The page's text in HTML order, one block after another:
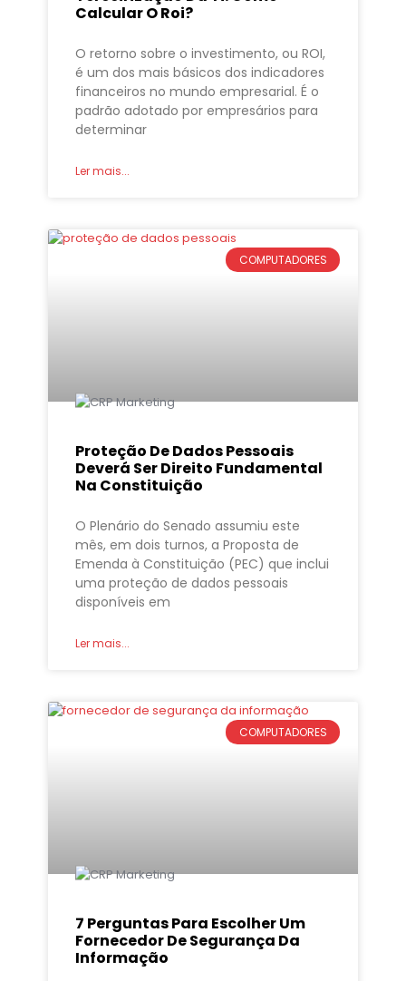
Calcular O Roi?
O retorno sobre o investimento, ou ROI,
é um dos mais básicos dos indicadores
financeiros no mundo empresarial. É o
padrão adotado por empresários para
determinar
Ler mais...
COMPUTADORES
Proteção De Dados Pessoais
Deverá Ser Direito Fundamental
Na Constituição
O Plenário do Senado assumiu este
mês, em dois turnos, a Proposta de
Emenda à Constituição (PEC) que inclui
uma proteção de dados pessoais
disponíveis em
Ler mais...
COMPUTADORES
7 Perguntas Para Escolher Um
Fornecedor De Segurança Da
Informação